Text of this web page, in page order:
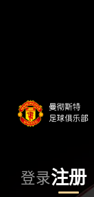
登录注册